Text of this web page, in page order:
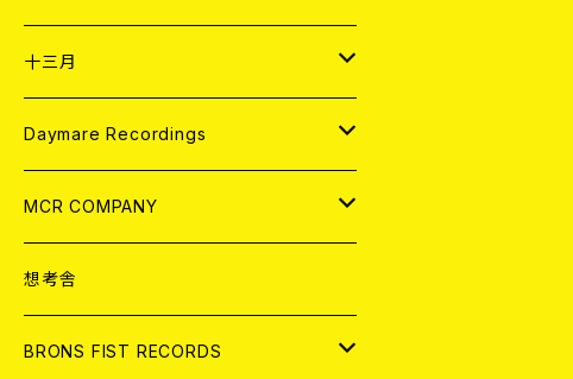
ANALOG
アパレル
CD
ANALOG
十三月
CD
ANALOG
Daymare Recordings
CD
ANALOG
MCR COMPANY
CD
アパレル
想考舎
BRONS FIST RECORDS